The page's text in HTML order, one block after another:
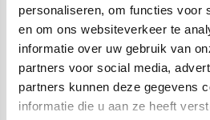
personaliseren, om functies voor
en om ons websiteverkeer te
informatie over uw gebruik van
partners voor social media,
partners kunnen deze gegevens
informatie die u aan ze heeft